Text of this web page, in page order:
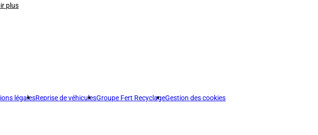
plus
légalesReprise de véhiculesGroupe Fert RecyclageGestion des cookies